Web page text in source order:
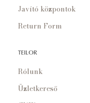
Javító központok
Return Form
TEILOR
Rólunk
Üzletkereső